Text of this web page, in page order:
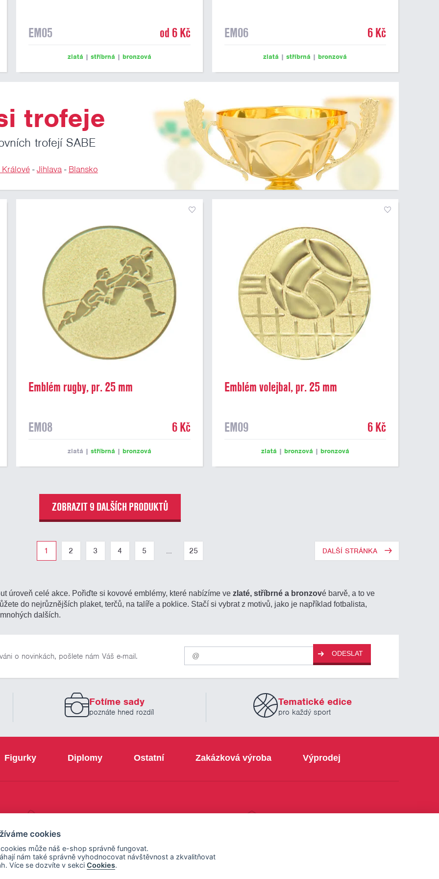
EM05 od 6 Kč
zlatá | stříbrná | bronzová
EM06 6 Kč
zlatá |stříbrná | bronzová
trofeje
trofejí SABE
-Jihlava- Blansko
Emblém rugby, pr. 25 mm
EM08 6 Kč
zlatá | stříbrná | bronzová
Emblém volejbal, pr. 25 mm
EM09 6 Kč
zlatá | bronzová | bronzová
ZOBRAZIT 9 DALŠÍCH PRODUKTŮ
1 2 3 4 5 ... 25 DALŠÍ STRÁNKA
úroveň celé akce. Pořiďte si kovové emblémy, které nabízíme ve zlaté, stříbrné a bronzové barvě, a to ve
do nejrůznějších plaket, terčů, na talíře a poklice. Stačí si vybrat z motivů, jako je například fotbalista,
dalších.
o novinkách, pošlete nám Váš e-mail.
Pro
odběr
našich
novinek
ODESLAT
Fotíme sady
poznáte hned rozdíl
Tematické edice
pro každý sport
Figurky Diplomy Ostatní Zakázková výroba Výprodej
cookies
může náš e-shop správně fungovat.
nám také správně vyhodnocovat návštěvnost a zkvalitňovat
Více se dozvíte v sekci Cookies.